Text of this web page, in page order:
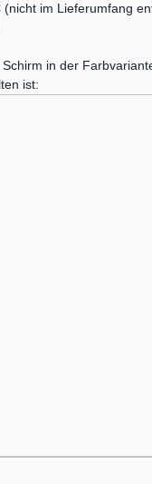
(nicht im Lieferumfang
in der
ist: